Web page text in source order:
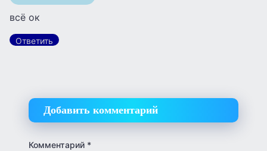
всё ок
Ответить
Добавить комментарий
Комментарий *